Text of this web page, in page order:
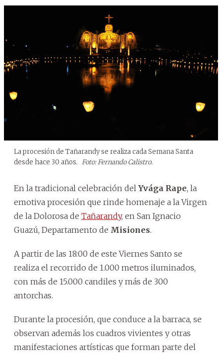
La procesión de Tañarandy se realiza cada Semana Santa
desde hace 30 años. Foto: Fernando Calistro.
En la tradicional celebración del Yvága Rape, la
emotiva procesión que rinde homenaje a la Virgen
de la Dolorosa de Tañarandy, en San Ignacio
Guazú, Departamento de Misiones.
A partir de las 18:00 de este Viernes Santo se
realiza el recorrido de 1.000 metros iluminados,
con más de 15.000 candiles y más de 300
antorchas.
Durante la procesión, que conduce a la barraca, se
observan además los cuadros vivientes y otras
manifestaciones artísticas que forman parte del